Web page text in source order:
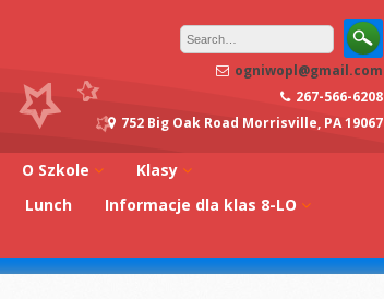
ogniwopl@gmail.com
267-566-6208
752 Big Oak Road Morrisville, PA 19067
O Szkole
Adres szkoły
2025/2026
Klasy
Klasa 0A
Klasa 1A
Lunch
Informacje dla klas 8-LO
Stypendia